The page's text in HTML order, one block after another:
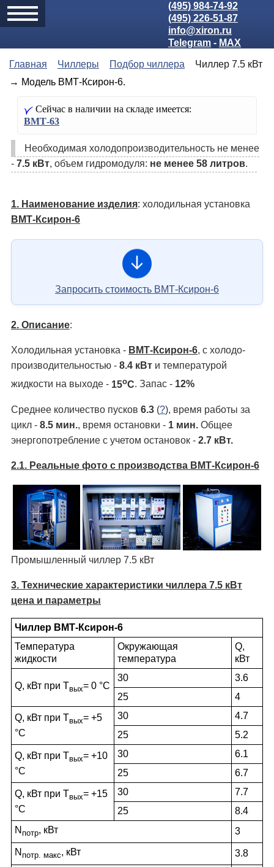
(495) 984-74-92
(495) 226-51-87
info@xiron.ru
Telegram - MAX
Главная Чиллеры Подбор чиллера
Чиллер 7.5 кВт
→ Модель ВМТ-Ксирон-6.
Сейчас в наличии на складе имеется:
ВМТ-63
Необходимая холодо­производительность не менее
- 7.5 кВт, объем гидромодуля: не менее 58 литров.
1. Наименование изделия: холодильная установка
ВМТ-Ксирон-6
Запросить стоимость ВМТ-Ксирон-6
2. Описание:
Холодильная установка - ВМТ-Ксирон-6, с холодо­
производительностью - 8.4 кВт и температурой
жидкости на выходе - 15оС. Запас - 12%
Среднее количество пусков 6.3 (?), время работы за
цикл - 8.5 мин., время остановки - 1 мин. Общее
энергопотребление с учетом остановок - 2.7 кВт.
2.1. Реальные фото с производства ВМТ-Ксирон-6
Промышленный чиллер 7.5 кВт
3. Технические характеристики чиллера 7.5 кВт
цена и параметры
Чиллер ВМТ-Ксирон-6
Температура
жидкости
Окружающая
температура
Q,
кВт
Q, кВт при Твых= 0 °С
30
3.6
25
4
Q, кВт при Твых= +5
°С
30
4.7
25
5.2
Q, кВт при Твых= +10
°С
30
6.1
25
6.7
Q, кВт при Твых= +15
°С
30
7.7
25
8.4
N потр, кВт
3
N потр. макс, кВт
3.8